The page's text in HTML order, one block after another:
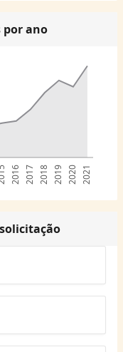
por ano
2016 2017 2018 2019 2020 2021